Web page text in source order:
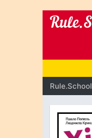
Rule.School